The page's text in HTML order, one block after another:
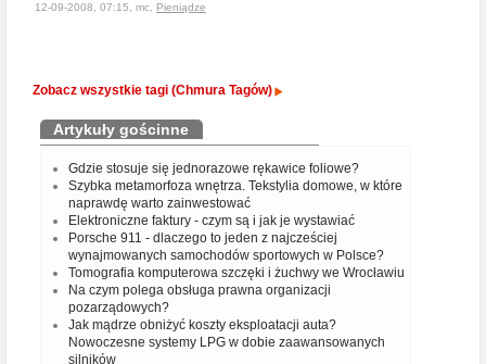
12-09-2008, 07:15, mc, Pieniądze
Zobacz wszystkie tagi (Chmura Tagów)
Artykuły gościnne
Gdzie stosuje się jednorazowe rękawice foliowe?
Szybka metamorfoza wnętrza. Tekstylia domowe, w które
naprawdę warto zainwestować
Elektroniczne faktury - czym są i jak je wystawiać
Porsche 911 - dlaczego to jeden z najcześciej
wynajmowanych samochodów sportowych w Polsce?
Tomografia komputerowa szczęki i żuchwy we Wrocławiu
Na czym polega obsługa prawna organizacji
pozarządowych?
Jak mądrze obniżyć koszty eksploatacji auta?
Nowoczesne systemy LPG w dobie zaawansowanych
silników